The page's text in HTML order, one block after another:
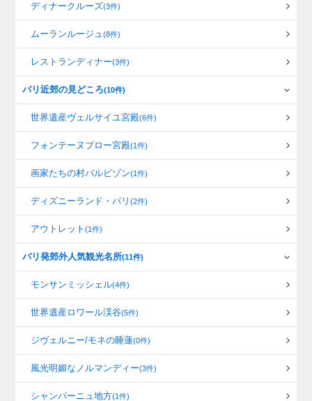
ディナークルーズ(3件)
ムーランルージュ(8件)
レストランディナー(3件)
パリ近郊の見どころ(10件)
世界遺産ヴェルサイユ宮殿(6件)
フォンテーヌブロー宮殿(1件)
画家たちの村バルビゾン(1件)
ディズニーランド・パリ(2件)
アウトレット(1件)
パリ発郊外人気観光名所(11件)
モンサンミッシェル(4件)
世界遺産ロワール渓谷(5件)
ジヴェルニー/モネの睡蓮(0件)
風光明媚なノルマンディー(3件)
シャンパーニュ地方(1件)